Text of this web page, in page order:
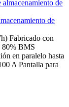
de
Fabricado con
80% BMS
en paralelo hasta
A Pantalla para